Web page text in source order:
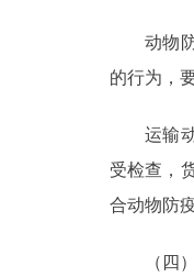
动物防
的行为，
运输动
受检查，
合动物防
（四）